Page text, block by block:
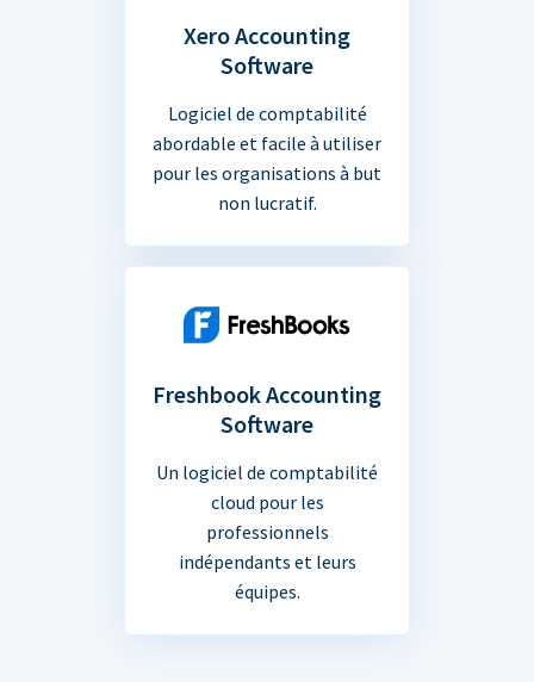
Xero Accounting
Software
Logiciel de comptabilité
abordable et facile à utiliser
pour les organisations à but
non lucratif.
Freshbook Accounting
Software
Un logiciel de comptabilité
cloud pour les
professionnels
indépendants et leurs
équipes.